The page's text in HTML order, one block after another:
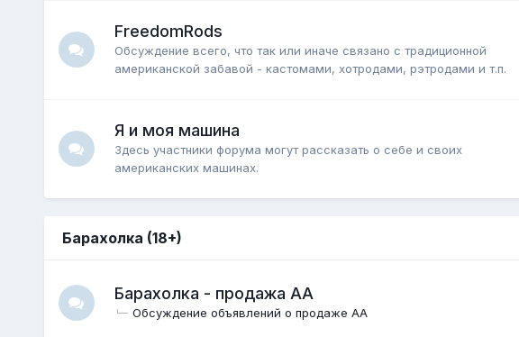
FreedomRods
Обсуждение всего, что так или иначе связано с традиционной
американской забавой - кастомами, хотродами, рэтродами и т.п.
Я и моя машина
Здесь участники форума могут рассказать о себе и своих
американских машинах.
Барахолка (18+)
Барахолка - продажа АА
Обсуждение объявлений о продаже АА